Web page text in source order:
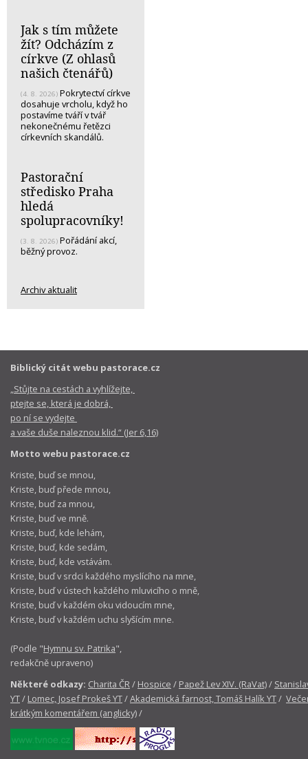
Jak s tím můžete
žít? Odcházím z
církve (Z ohlasů
našich čtenářů)
(4. 8. 2026) Pokrytectví církve
dosahuje vrcholu, když ho
postavíme tváří v tvář
nekonečnému řetězci
církevních skandálů.
Pastorační
středisko Praha
hledá
spolupracovníky!
(3. 8. 2026) Pořádání akcí,
běžný provoz.
Archiv aktualit
Biblický citát webu pastorace.cz
„Stůjte na cestách a vyhlížejte,
ptejte se, která je dobrá,
po ní se vydejte
a vaše duše naleznou klid.“ (Jer 6,16)
Motto webu pastorace.cz
Kriste, buď se mnou,
Kriste, buď přede mnou,
Kriste, buď za mnou,
Kriste, buď ve mně.
Kriste, buď, kde lehám,
Kriste, buď, kde sedám,
Kriste, buď, kde vstávám.
Kriste, buď v srdci každého myslícího na mne,
Kriste, buď v ústech každého mluvicího o mně,
Kriste, buď v každém oku vidoucím mne,
Kriste, buď v každém uchu slyšícím mne.
(Podle "Hymnu sv. Patrika",
redakčně upraveno)
Některé odkazy: Charita ČR/ Hospice / Papež Lev XIV. (RaVat)/
YT/ Lomec, Josef Prokeš YT/Akademická farnost, Tomáš Halík YT/
krátkým komentářem (anglicky)/